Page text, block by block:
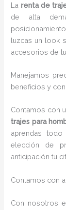
La renta de
de alta
luzcas un look
accesorios de
Manejamos
beneficios y
Contamos con
trajes para
aprendas
elección de
anticipación tu
Contamos con
Con nosotros